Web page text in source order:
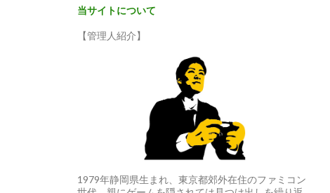
当サイトについて
【管理人紹介】
1979年静岡県生まれ、東京都郊外在住のファミコン